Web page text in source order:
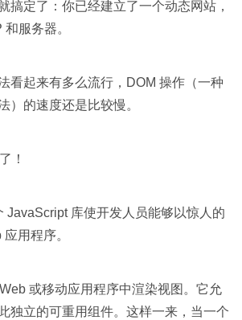
搞定了：你已经建立了一个动态网站，
服务器。
看起来有多么流行，DOM 操作（一种
）的速度还是比较慢。
！
JavaScript 库使开发人员能够以惊人的
用程序。
或移动应用程序中渲染视图。它允
独立的可重用组件。这样一来，当一个